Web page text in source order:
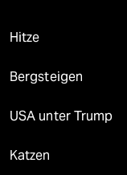
Hitze
Bergsteigen
USA unter Trump
Katzen